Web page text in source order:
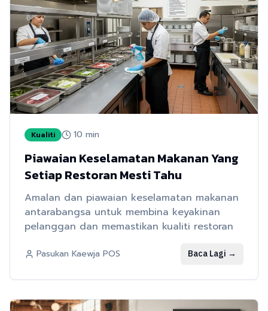
Kualiti 10 min
Piawaian Keselamatan Makanan Yang
Setiap Restoran Mesti Tahu
Amalan dan piawaian keselamatan makanan
antarabangsa untuk membina keyakinan
pelanggan dan memastikan kualiti restoran
Pasukan Kaewja POS Baca Lagi →